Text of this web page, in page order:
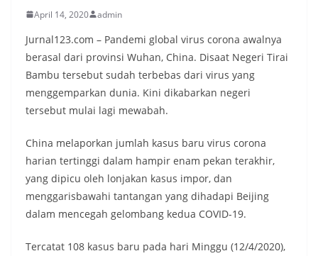
April 14, 2020 admin
Jurnal123.com – Pandemi global virus corona awalnya
berasal dari provinsi Wuhan, China. Disaat Negeri Tirai
Bambu tersebut sudah terbebas dari virus yang
menggemparkan dunia. Kini dikabarkan negeri
tersebut mulai lagi mewabah.
China melaporkan jumlah kasus baru virus corona
harian tertinggi dalam hampir enam pekan terakhir,
yang dipicu oleh lonjakan kasus impor, dan
menggarisbawahi tantangan yang dihadapi Beijing
dalam mencegah gelombang kedua COVID-19.
Tercatat 108 kasus baru pada hari Minggu (12/4/2020),